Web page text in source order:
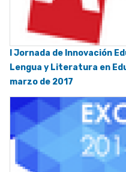
I Jornada de Innovación
Lengua y Literatura en
marzo de 2017